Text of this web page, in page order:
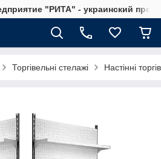
"РИТА" - украинский
Торгівельні стелажі Настінні